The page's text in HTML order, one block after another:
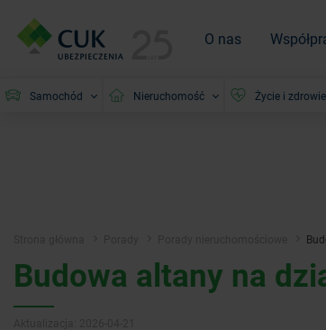
O nas
Samochód Nieruchomość Życie i zdrowie
Budowa altany na